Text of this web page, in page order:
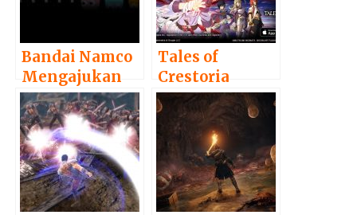
Bandai Namco
Mengajukan
Paten untuk
Pac-Man
Maker
Tales of
Crestoria
Resmi Dirilis
Secara Global